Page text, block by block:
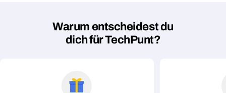
Warum entscheidest du
dich für TechPunt?